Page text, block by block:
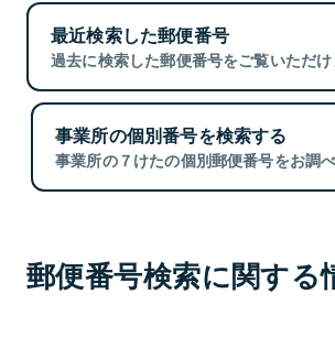
最近検索した郵便番号
過去に検索した郵便番号をご覧いただけ
事業所の個別番号を検索する
事業所の７けたの個別郵便番号をお調べ
郵便番号検索に関する